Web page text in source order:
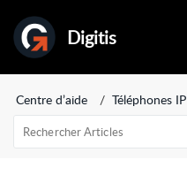
Digitis
Centre d’aide Téléphones IP